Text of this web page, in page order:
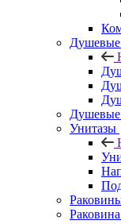
Душевые
Унитазы